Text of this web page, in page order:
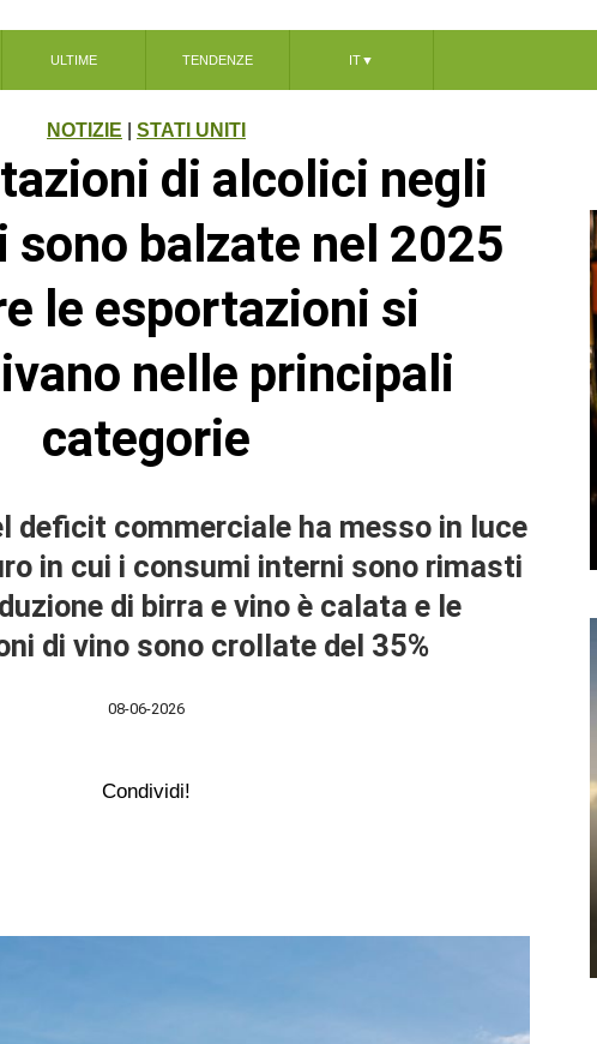
ULTIME TENDENZE IT▼
NOTIZIE STATI UNITI
di alcolici negli
sono balzate nel 2025
le esportazioni si
nelle principali
categorie
deficit commerciale ha messo in luce
in cui i consumi interni sono rimasti
di birra e vino è calata e le
di vino sono crollate del 35%
08-06-2026
Condividi!